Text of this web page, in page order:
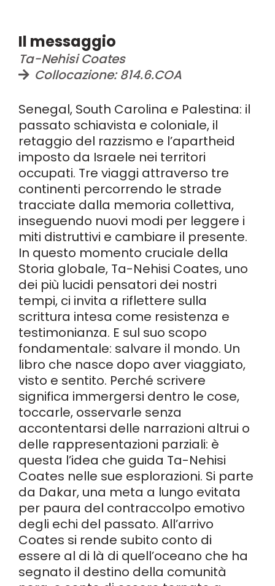
Il messaggio
Ta-Nehisi Coates
Collocazione: 814.6.COA
Senegal, South Carolina e Palestina: il
passato schiavista e coloniale, il
retaggio del razzismo e l’apartheid
imposto da Israele nei territori
occupati. Tre viaggi attraverso tre
continenti percorrendo le strade
tracciate dalla memoria collettiva,
inseguendo nuovi modi per leggere i
miti distruttivi e cambiare il presente.
In questo momento cruciale della
Storia globale, Ta-Nehisi Coates, uno
dei più lucidi pensatori dei nostri
tempi, ci invita a riflettere sulla
scrittura intesa come resistenza e
testimonianza. E sul suo scopo
fondamentale: salvare il mondo. Un
libro che nasce dopo aver viaggiato,
visto e sentito. Perché scrivere
significa immergersi dentro le cose,
toccarle, osservarle senza
accontentarsi delle narrazioni altrui o
delle rappresentazioni parziali: è
questa l’idea che guida Ta-Nehisi
Coates nelle sue esplorazioni. Si parte
da Dakar, una meta a lungo evitata
per paura del contraccolpo emotivo
degli echi del passato. All’arrivo
Coates si rende subito conto di
essere al di là di quell’oceano che ha
segnato il destino della comunità